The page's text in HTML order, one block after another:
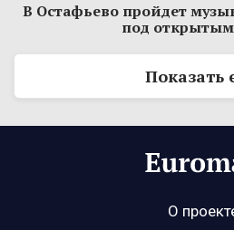
В Остафьево пройдет
под
Показать
О